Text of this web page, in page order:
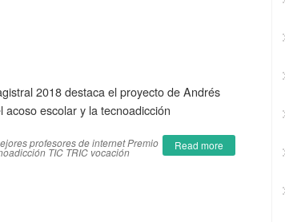
2018 destaca el proyecto de Andrés
escolar y la tecnoadicción
Read more
profesores de internetPremio
TIC TRIC vocación